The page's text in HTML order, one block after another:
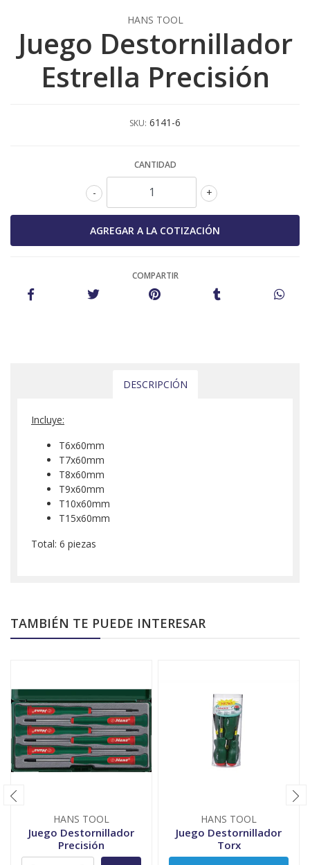
HANS TOOL
Juego Destornillador
Estrella Precisión
SKU: 6141-6
CANTIDAD
+
-
COMPARTIR
DESCRIPCIÓN
Incluye:
T6x60mm
T7x60mm
T8x60mm
T9x60mm
T10x60mm
T15x60mm
Total: 6 piezas
TAMBIÉN TE PUEDE INTERESAR
HANS TOOL
Juego Destornillador
Precisión
HANS TOOL
Juego Destornillador
Torx